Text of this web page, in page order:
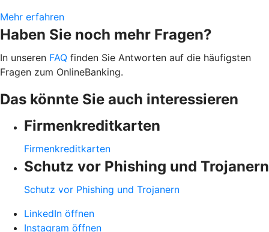
Mehr erfahren
Haben Sie noch mehr Fragen?
In unseren FAQ finden Sie Antworten auf die häufigsten
Fragen zum OnlineBanking.
Das könnte Sie auch interessieren
Firmenkreditkarten
Firmenkreditkarten
Schutz vor Phishing und Trojanern
Schutz vor Phishing und Trojanern
LinkedIn öffnen
Instagram öffnen